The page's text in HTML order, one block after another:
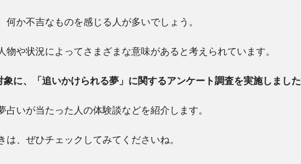
何か不吉なものを感じる人が多いでしょう。
物や状況によってさまざまな意味があると考えられています。
象に、「追いかけられる夢」に関するアンケート調査を実施しました
占いが当たった人の体験談などを紹介します。
は、ぜひチェックしてみてくださいね。